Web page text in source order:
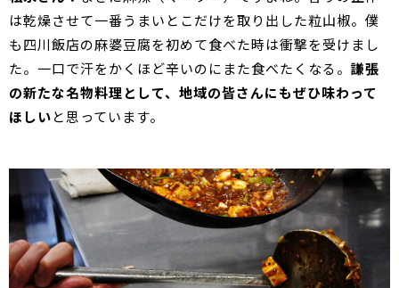
は乾燥させて一番うまいとこだけを取り出した粒山椒。僕
も四川飯店の麻婆豆腐を初めて食べた時は衝撃を受けまし
た。一口で汗をかくほど辛いのにまた食べたくなる。 謙張
の新たな名物料理として、地域の皆さんにもぜひ味わって
ほしいと思っています。